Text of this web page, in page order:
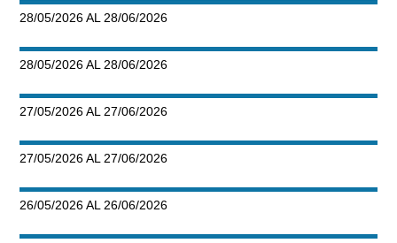
28/05/2026 AL 28/06/2026
28/05/2026 AL 28/06/2026
27/05/2026 AL 27/06/2026
27/05/2026 AL 27/06/2026
26/05/2026 AL 26/06/2026